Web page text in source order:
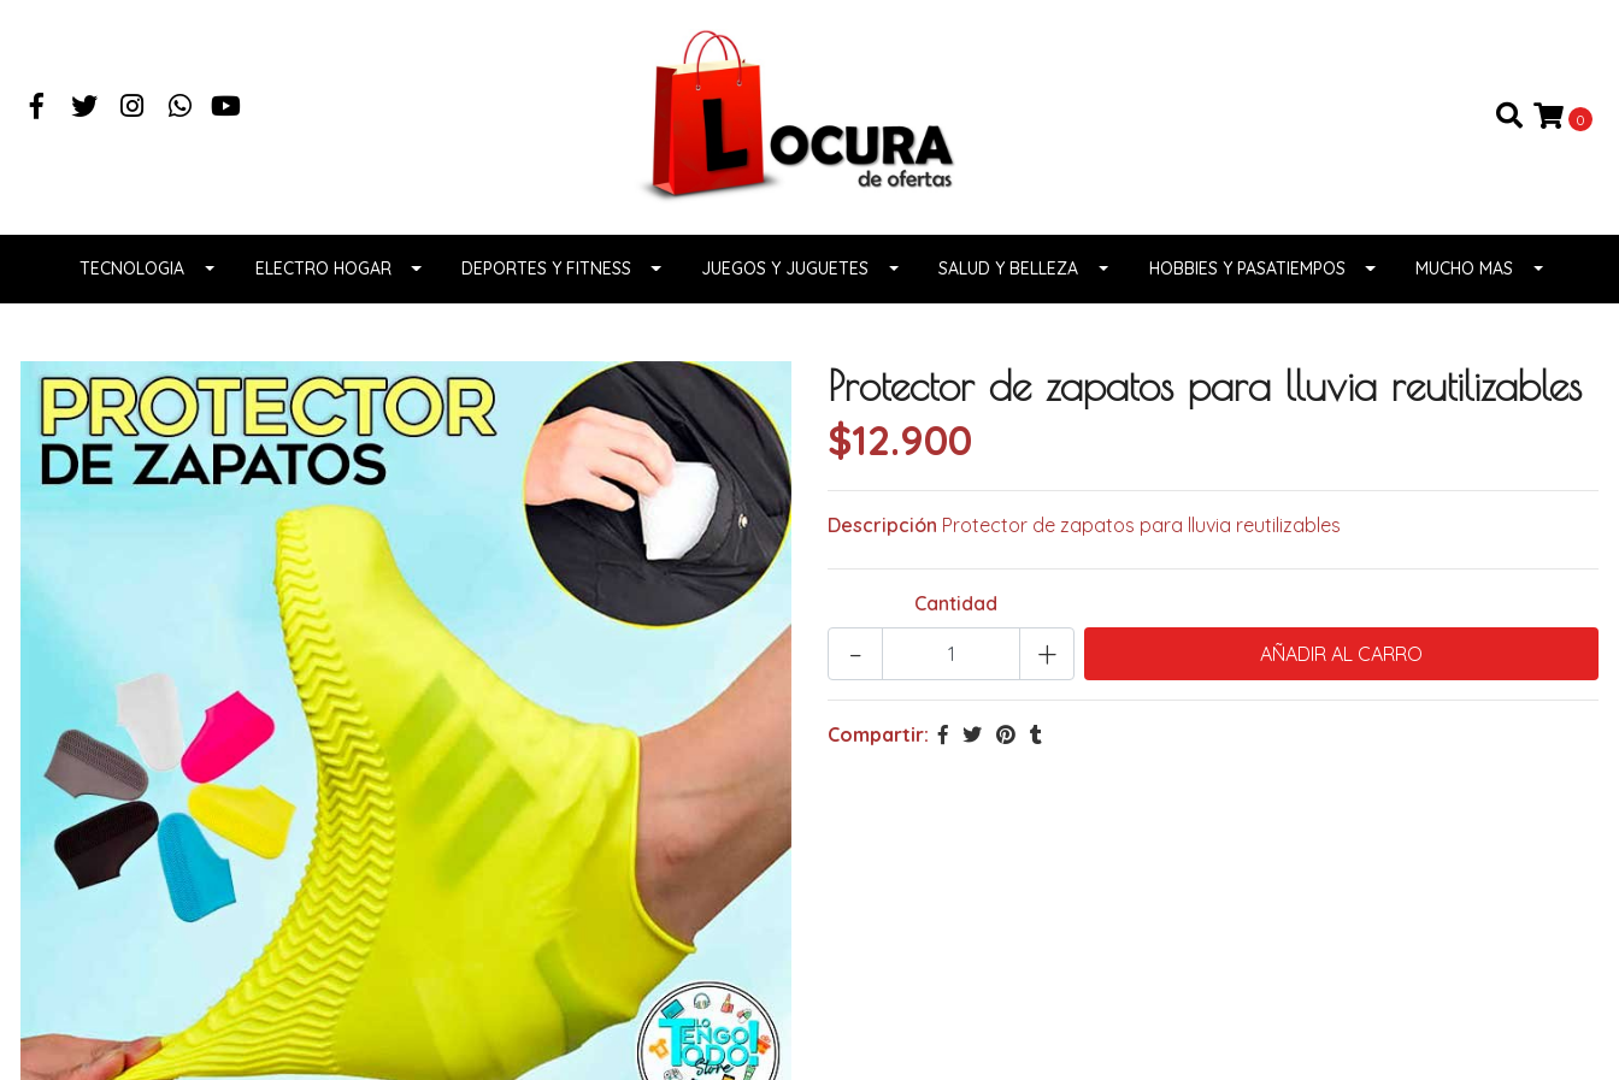
0
TECNOLOGIA ELECTRO HOGAR DEPORTES Y FITNESS JUEGOS Y JUGUETES SALUD Y BELLEZA HOBBIES Y PASATIEMPOS MUCHO MAS
Protector de zapatos para lluvia reutilizables
$12.900
Descripción Protector de zapatos para lluvia reutilizables
Cantidad
+
-
Compartir: